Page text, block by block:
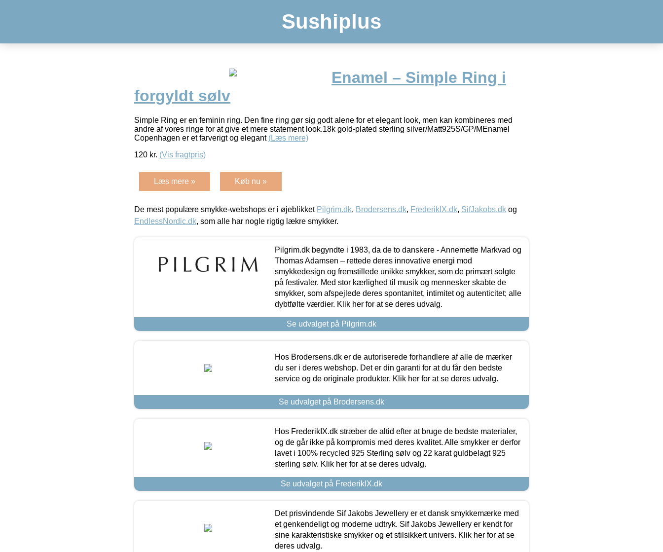
Sushiplus
Enamel – Simple Ring i
forgyldt sølv
Simple Ring er en feminin ring. Den fine ring gør sig godt alene for et elegant look, men kan kombineres med
andre af vores ringe for at give et mere statement look.18k gold-plated sterling silver/Matt925S/GP/MEnamel
Copenhagen er et farverigt og elegant (Læs mere)
120 kr. (Vis fragtpris)
Læs mere » Køb nu »
De mest populære smykke-webshops er i øjeblikket Pilgrim.dk, Brodersens.dk, FrederikIX.dk, SifJakobs.dk og
EndlessNordic.dk, som alle har nogle rigtig lækre smykker.
Pilgrim.dk begyndte i 1983, da de to danskere - Annemette Markvad og
Thomas Adamsen – rettede deres innovative energi mod
smykkedesign og fremstillede unikke smykker, som de primært solgte
på festivaler. Med stor kærlighed til musik og mennesker skabte de
smykker, som afspejlede deres spontanitet, intimitet og autenticitet; alle
dybtfølte værdier. Klik her for at se deres udvalg.
Se udvalget på Pilgrim.dk
Hos Brodersens.dk er de autoriserede forhandlere af alle de mærker
du ser i deres webshop. Det er din garanti for at du får den bedste
service og de originale produkter. Klik her for at se deres udvalg.
Se udvalget på Brodersens.dk
Hos FrederikIX.dk stræber de altid efter at bruge de bedste materialer,
og de går ikke på kompromis med deres kvalitet. Alle smykker er derfor
lavet i 100% recycled 925 Sterling sølv og 22 karat guldbelagt 925
sterling sølv. Klik her for at se deres udvalg.
Se udvalget på FrederikIX.dk
Det prisvindende Sif Jakobs Jewellery er et dansk smykkemærke med
et genkendeligt og moderne udtryk. Sif Jakobs Jewellery er kendt for
sine karakteristiske smykker og et stilsikkert univers. Klik her for at se
deres udvalg.